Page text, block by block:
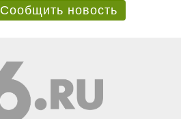
Сообщить новость